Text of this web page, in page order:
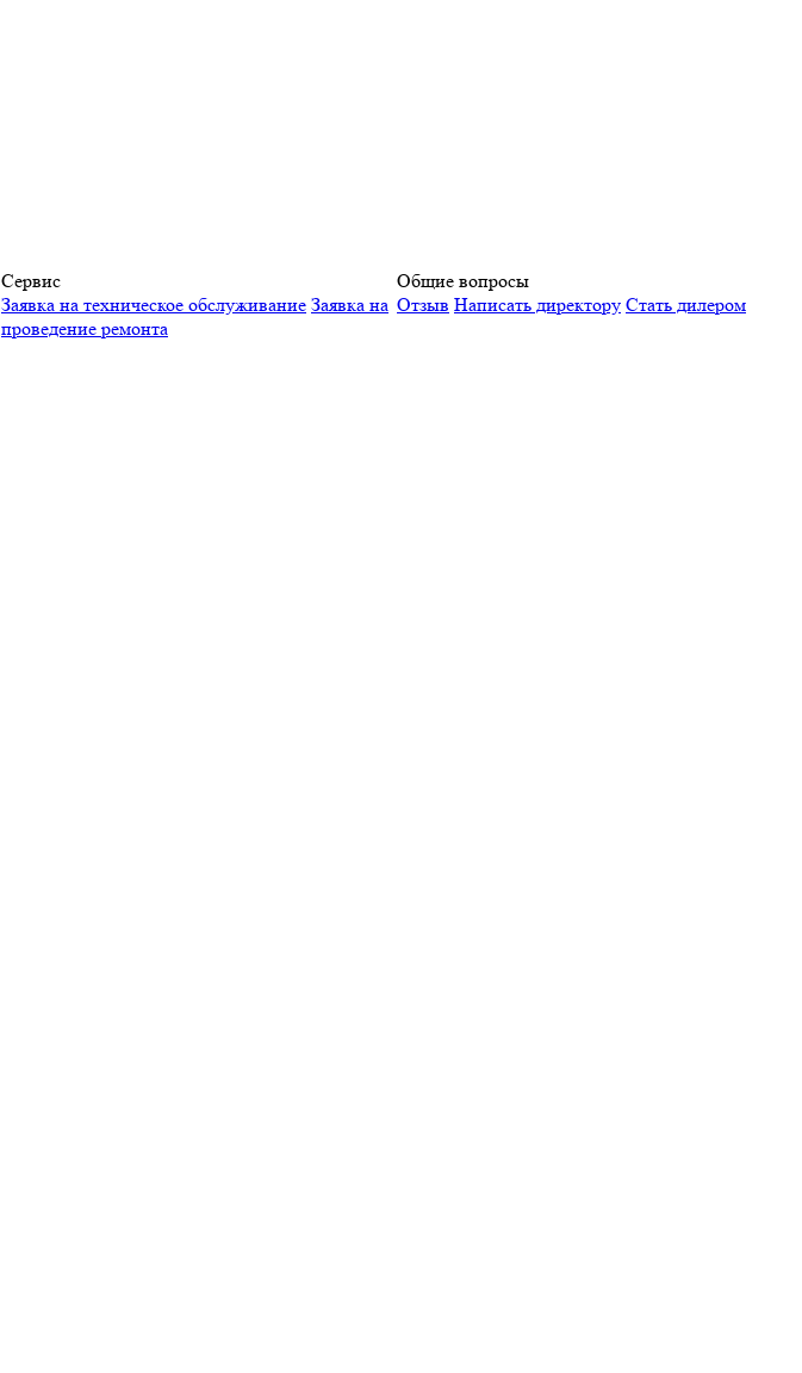
Сервис
Заявка на техническое обслуживание Заявка на
проведение ремонта
Общие вопросы
Отзыв Написать директору Стать дилером